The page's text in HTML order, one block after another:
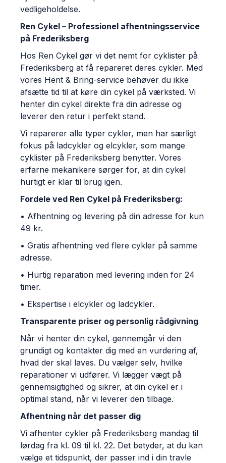
vedligeholdelse.
Ren Cykel – Professionel afhentningsservice
på Frederiksberg
Hos Ren Cykel gør vi det nemt for cyklister på
Frederiksberg at få repareret deres cykler. Med
vores Hent & Bring-service behøver du ikke
afsætte tid til at køre din cykel på værksted. Vi
henter din cykel direkte fra din adresse og
leverer den retur i perfekt stand.
Vi reparerer alle typer cykler, men har særligt
fokus på ladcykler og elcykler, som mange
cyklister på Frederiksberg benytter. Vores
erfarne mekanikere sørger for, at din cykel
hurtigt er klar til brug igen.
Fordele ved Ren Cykel på Frederiksberg:
• Afhentning og levering på din adresse for kun
49 kr.
• Gratis afhentning ved flere cykler på samme
adresse.
• Hurtig reparation med levering inden for 24
timer.
• Ekspertise i elcykler og ladcykler.
Transparente priser og personlig rådgivning
Når vi henter din cykel, gennemgår vi den
grundigt og kontakter dig med en vurdering af,
hvad der skal laves. Du vælger selv, hvilke
reparationer vi udfører. Vi lægger vægt på
gennemsigtighed og sikrer, at din cykel er i
optimal stand, når vi leverer den tilbage.
Afhentning når det passer dig
Vi afhenter cykler på Frederiksberg mandag til
lørdag fra kl. 09 til kl. 22. Det betyder, at du kan
vælge et tidspunkt, der passer ind i din travle